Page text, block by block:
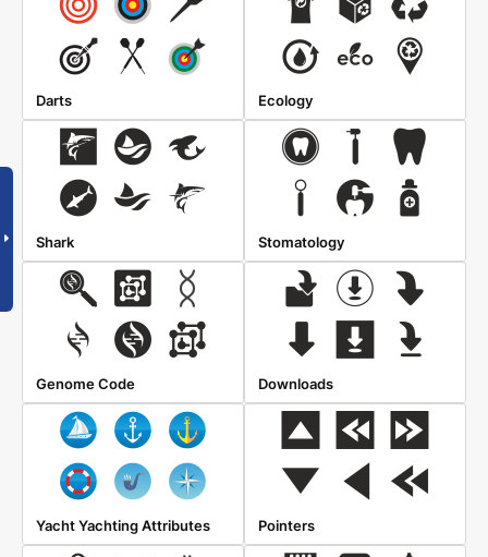
Darts Ecology
Shark Stomatology
Genome Code Downloads
Yacht Yachting Attributes Pointers